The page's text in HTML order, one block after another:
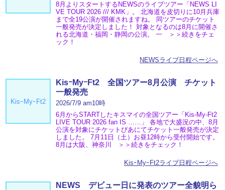
8月よりスタートするNEWSのライブツアー「NEWS LI
VE TOUR 2026 /// KMK」。 北海道を皮切りに10月兵庫
まで全19公演が開催されますね。 同ツアーのチケット
一般発売が決定しました！ 対象となるのは8月に開催さ
れる北海道・福岡・静岡の公演。 一 ＞＞続きをチェ
ック！
NEWSライブ日程ページへ
KisｰMyｰFt2
KisｰMyｰFt2 全国ツアー8月公演 チケット
一般発売
2026/7/9 am10時
6月からSTARTしたキスマイの全国ツアー「Kis-My-Ft2
LIVE TOUR 2026 fan IS ……」 各地で大盛況の中、8月
公演を対象にチケットぴあにてチケット一般発売が決定
しました。 7月11日（土）お昼12時から受付開始です。
8月は大阪、神奈川 ＞＞続きをチェック！
KisｰMyｰFt2ライブ日程ページへ
NEWS デビュー日に発表のツアー全貌明ら